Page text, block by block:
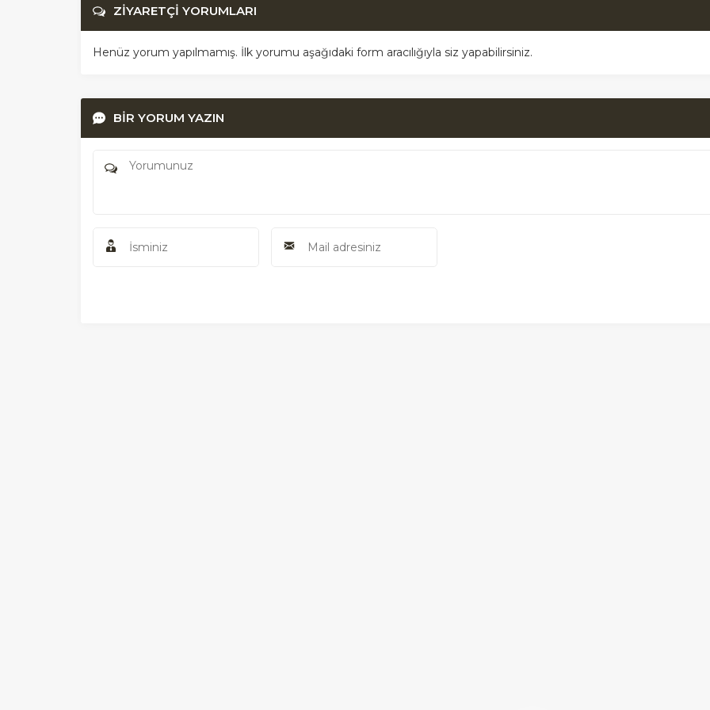
ZİYARETÇİ YORUMLARI
Henüz yorum yapılmamış. İlk yorumu aşağıdaki form aracılığıyla siz yapabilirsiniz.
BİR YORUM YAZIN